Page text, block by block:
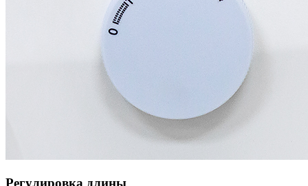
Регулировка длины